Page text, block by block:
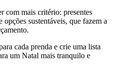
com mais critério: presentes
sustentáveis, que fazem a
cada prenda e crie uma lista
um Natal mais tranquilo e